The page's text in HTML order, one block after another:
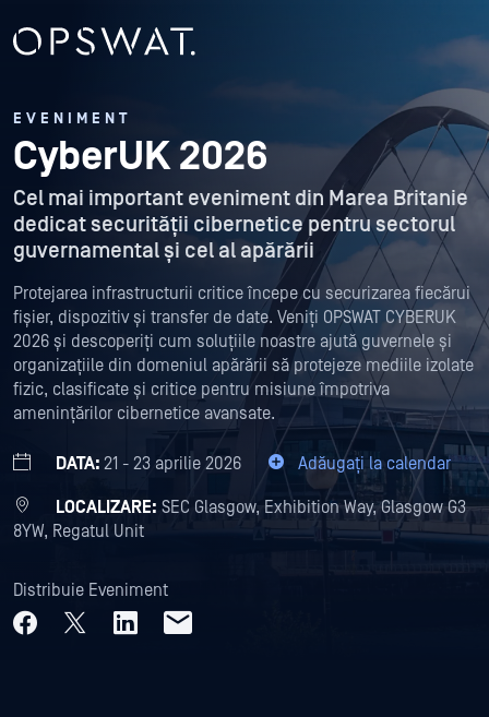
EVENIMENT
CyberUK 2026
Cel mai important eveniment din Marea Britanie
dedicat securității cibernetice pentru sectorul
guvernamental și cel al apărării
Protejarea infrastructurii critice începe cu securizarea fiecărui
fișier, dispozitiv și transfer de date. Veniți OPSWAT CYBERUK
2026 și descoperiți cum soluțiile noastre ajută guvernele și
organizațiile din domeniul apărării să protejeze mediile izolate
fizic, clasificate și critice pentru misiune împotriva
amenințărilor cibernetice avansate.
DATA: 21 - 23 aprilie 2026 Adăugați la calendar
LOCALIZARE: SEC Glasgow, Exhibition Way, Glasgow G3
8YW, Regatul Unit
Distribuie Eveniment